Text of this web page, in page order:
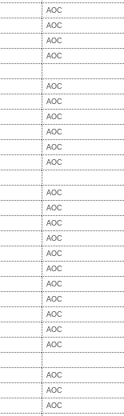
AOC
AOC
AOC
AOC
AOC
AOC
AOC
AOC
AOC
AOC
AOC
AOC
AOC
AOC
AOC
AOC
AOC
AOC
AOC
AOC
AOC
AOC
AOC
AOC